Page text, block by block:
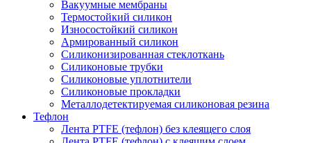
Вакуумные мембраны
Термостойкий силикон
Износостойкий силикон
Армированный силикон
Силиконизированная стеклоткань
Силиконовые трубки
Силиконовые уплотнители
Силиконовые прокладки
Металлодетектируемая силиконовая резина
Тефлон
Лента PTFE (тефлон) без клеящего слоя